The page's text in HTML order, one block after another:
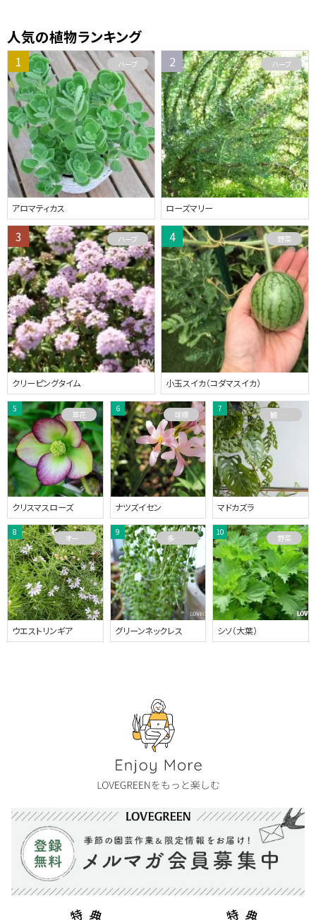
人気の植物ランキング
アロマティカス
ハーブ
ローズマリー
ハーブ
クリーピングタイム
ハーブ
小玉スイカ（コダマスイカ）
野菜
クリスマスローズ
草花
ナツズイセン
球根
マドカズラ
観葉植物
ウエストリンギア
オーストラリアプランツ
グリーンネックレス
多肉植物
シソ（大葉）
野菜